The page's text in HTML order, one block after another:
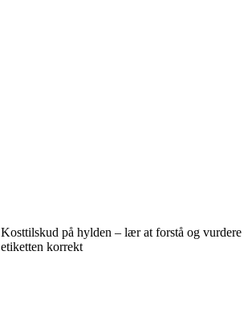
Kosttilskud på hylden – lær at forstå og vurdere
etiketten korrekt